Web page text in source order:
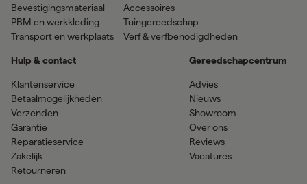
Bevestigingsmateriaal
PBM en werkkleding
Transport en werkplaats
Accessoires
Tuingereedschap
Verf & verfbenodigdheden
Hulp & contact
Klantenservice
Betaalmogelijkheden
Verzenden
Garantie
Reparatieservice
Zakelijk
Retourneren
Gereedschapcentrum
Advies
Nieuws
Showroom
Over ons
Reviews
Vacatures